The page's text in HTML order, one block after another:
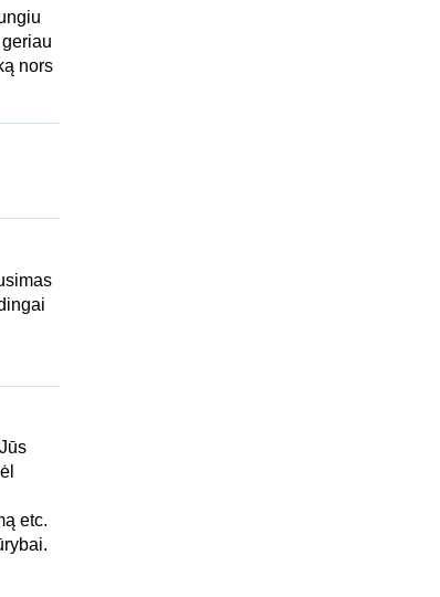
nors
etc.